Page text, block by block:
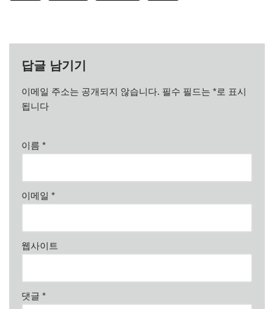
답글 남기기
이메일 주소는 공개되지 않습니다. 필수 필드는 *로 표시
됩니다
이름 *
이메일 *
웹사이트
댓글 *